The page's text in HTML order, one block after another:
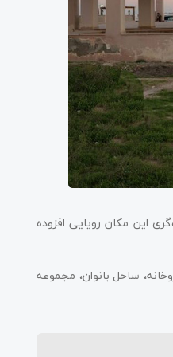
این مکان رویایی افزوده
ساحل بانوان، مجموعه